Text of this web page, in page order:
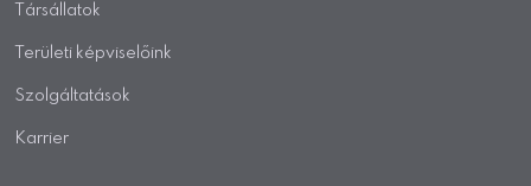
Társállatok
Területi képviselőink
Szolgáltatások
Karrier